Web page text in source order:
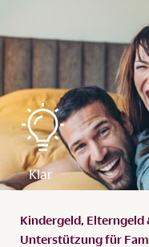
Kindergeld, Elterngeld
Unterstützung für